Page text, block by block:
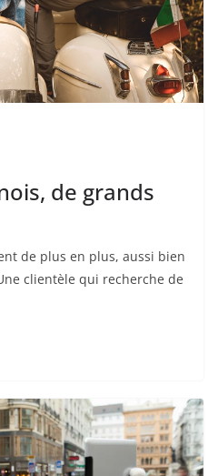
de grands
de plus en plus, aussi bien
clientèle qui recherche de